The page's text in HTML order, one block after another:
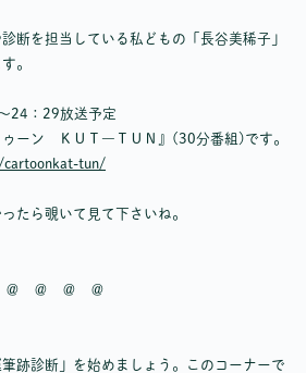
断を担当している私どもの「長谷美稀子」
。
24：29放送予定
ゥーン ＫＵＴ―ＴＵＮ』(30分番組)です。
tun/
たら覗いて見て下さいね。
＠ ＠
跡診断」を始めましょう。このコーナーで